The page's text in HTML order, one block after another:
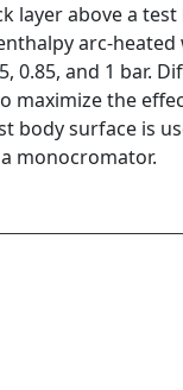
layer above a test
arc-heated
0.85, and 1 bar.
maximize the
body surface is
monocromator.